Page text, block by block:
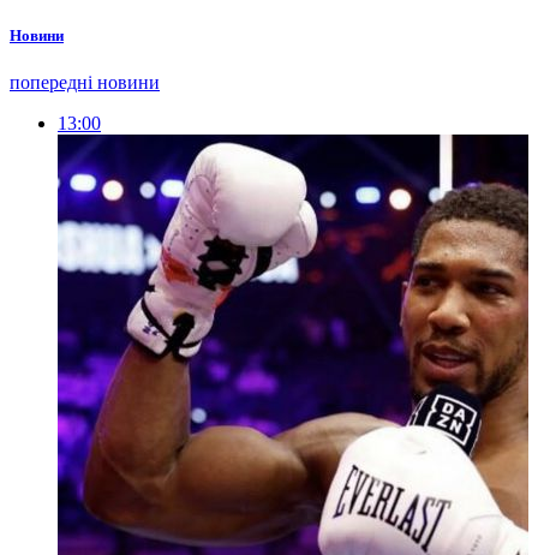
Новини
попередні новини
13:00